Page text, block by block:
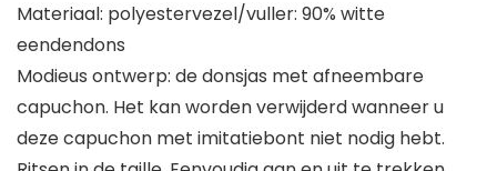
Materiaal: polyestervezel/vuller: 90% witte
eendendons
Modieus ontwerp: de donsjas met afneembare
capuchon. Het kan worden verwijderd wanneer u
deze capuchon met imitatiebont niet nodig hebt.